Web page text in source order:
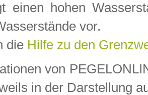
einen hohen
vor.
die Hilfe zu den
von
in der Darstellung